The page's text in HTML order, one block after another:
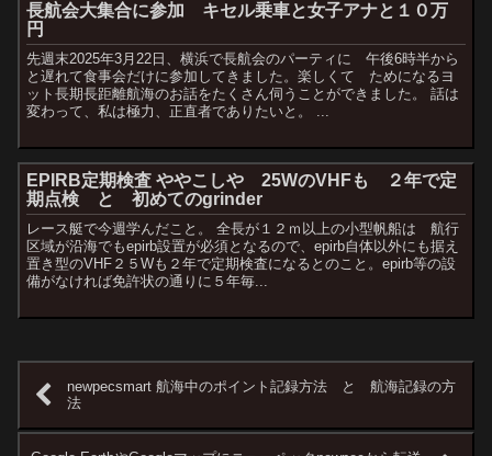
長航会大集合に参加 キセル乗車と女子アナと１０万
円
先週末2025年3月22日、横浜で長航会のパーティに 午後6時半から
と遅れて食事会だけに参加してきました。楽しくて ためになるヨ
ット長期長距離航海のお話をたくさん伺うことができました。 話は
変わって、私は極力、正直者でありたいと。 ...
EPIRB定期検査 ややこしや 25WのVHFも ２年で定
期点検 と 初めてのgrinder
レース艇で今週学んだこと。 全長が１２ｍ以上の小型帆船は 航行
区域が沿海でもepirb設置が必須となるので、epirb自体以外にも据え
置き型のVHF２５Wも２年で定期検査になるとのこと。epirb等の設
備がなければ免許状の通りに５年毎...
newpecsmart 航海中のポイント記録方法 と 航海記録の方
法